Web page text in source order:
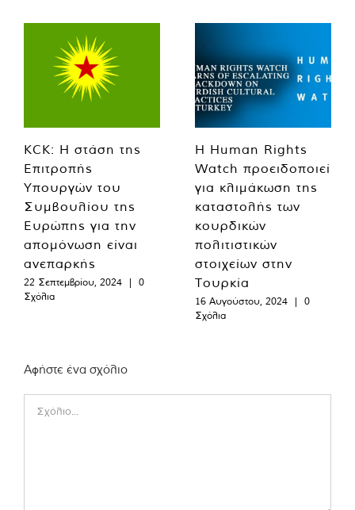
KCK: Η στάση της
Επιτροπής
Υπουργών του
Συμβουλίου της
Ευρώπης για την
απομόνωση είναι
ανεπαρκής
22 Σεπτεμβρίου, 2024 |
0
Σχόλια
Η Human Rights
Watch προειδοποιεί
για κλιμάκωση της
καταστολής των
κουρδικών
πολιτιστικών
στοιχείων στην
Τουρκία
16 Αυγούστου, 2024 |
0
Σχόλια
Αφήστε ένα σχόλιο